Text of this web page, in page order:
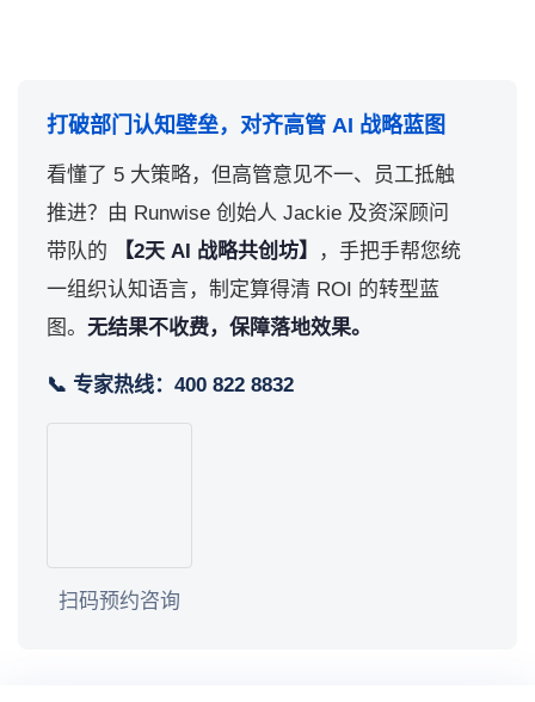
打破部门认知壁垒，对齐高管 AI 战略蓝图
看懂了 5 大策略，但高管意见不一、员工抵触
推进？由 Runwise 创始人 Jackie 及资深顾问
带队的
【2天 AI 战略共创坊】
，手把手帮您统
一组织认知语言，制定算得清 ROI 的转型蓝
图。 无结果不收费，保障落地效果。
📞 专家热线：400 822 8832
扫码预约咨询